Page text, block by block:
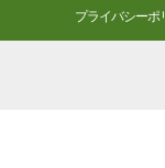
プライバシーポ